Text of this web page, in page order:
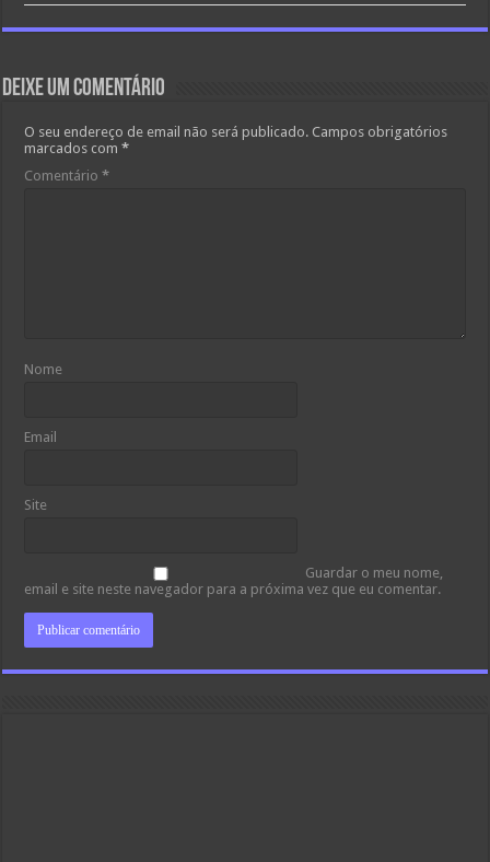
Deixe um comentário
O seu endereço de email não será publicado. Campos obrigatórios
marcados com*
Comentário*
Nome
Email
Site
Guardar o meu nome,
email e site neste navegador para a próxima vez que eu comentar.